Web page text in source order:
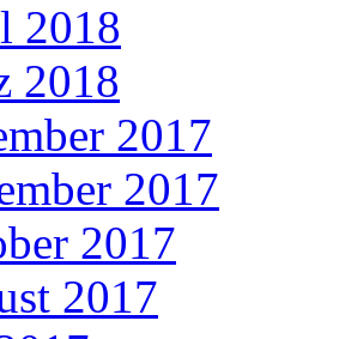
2018
2018
2017
2017
2017
2017